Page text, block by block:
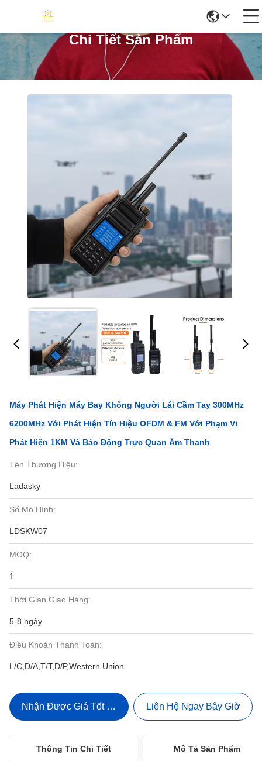
Chi Tiết Sản Phẩm
Máy Phát Hiện Máy Bay Không Người Lái Cầm Tay 300MHz
6200MHz Với Phát Hiện Tín Hiệu OFDM & FM Với Phạm Vi
Phát Hiện 1KM Và Báo Động Trực Quan Âm Thanh
Tên Thương Hiệu:
Ladasky
Số Mô Hình:
LDSKW07
MOQ:
1
Thời Gian Giao Hàng:
5-8 ngày
Điều Khoản Thanh Toán:
L/C,D/A,T/T,D/P,Western Union
Nhận Được Giá Tốt Nhất Liên Hệ Ngay Bây Giờ
Thông Tin Chi Tiết Mô Tả Sản Phẩm